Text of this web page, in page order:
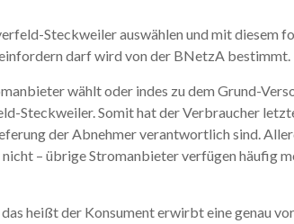
Steckweiler auswählen und mit diesem
darf wird von der BNetzA bestimmt.
wählt oder indes zu dem Grund-
Steckweiler. Somit hat der Verbraucher
der Abnehmer verantwortlich sind.
– übrige Stromanbieter verfügen häufig
heißt der Konsument erwirbt eine genau